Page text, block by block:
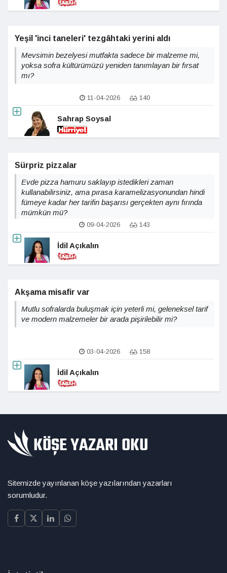
Yeşil 'inci taneleri' tezgâhtaki yerini aldı
Mevsimin bezelyesi mutfakta sadece bir malzeme mi,
yoksa sofra kültürümüzü yeniden tanımlayan bir fırsat
mı?
11-04-2026 140
Sahrap Soysal
Sürpriz pizzalar
Evde pizza hamuru saklayıp istedikleri zaman
kullanabilirsiniz, ama pırasa karamelizasyonundan hindi
fümeye kadar her tarifin başarısı gerçekten aynı fırında
mümkün mü?
09-04-2026 143
İdil Açıkalın
Akşama misafir var
Mutlu sofralarda buluşmak için yeterli mi, geleneksel tarif
ve modern malzemeler bir arada pişirilebilir mi?
03-04-2026 158
İdil Açıkalın
Sitemizde yayınlanan köşe yazılarından yazarları
sorumludur.